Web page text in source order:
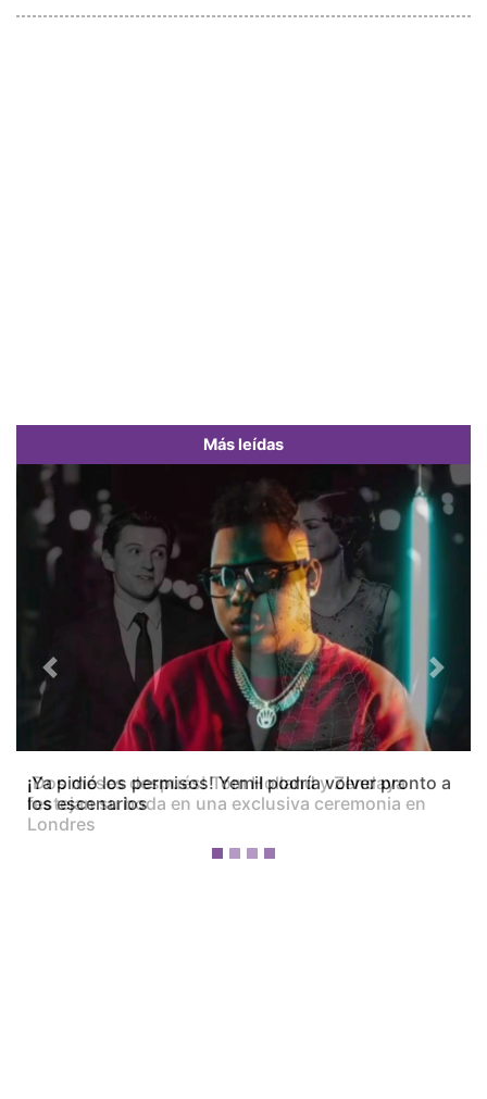
Más leídas
¡Dos meses después! Tom Holland y Zendaya
festejan su boda en una exclusiva ceremonia en
Londres
Previous Next